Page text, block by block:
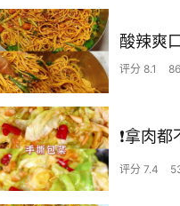
酸辣爽
评分 8.1
❗拿肉
评分 7.4